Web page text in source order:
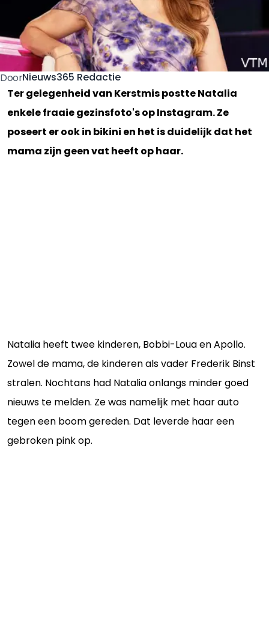
DoorNieuws365 Redactie
Ter gelegenheid van Kerstmis postte Natalia
enkele fraaie gezinsfoto's op Instagram. Ze
poseert er ook in bikini en het is duidelijk dat het
mama zijn geen vat heeft op haar.
Natalia heeft twee kinderen, Bobbi-Loua en Apollo.
Zowel de mama, de kinderen als vader Frederik Binst
stralen. Nochtans had Natalia onlangs minder goed
nieuws te melden. Ze was namelijk met haar auto
tegen een boom gereden. Dat leverde haar een
gebroken pink op.